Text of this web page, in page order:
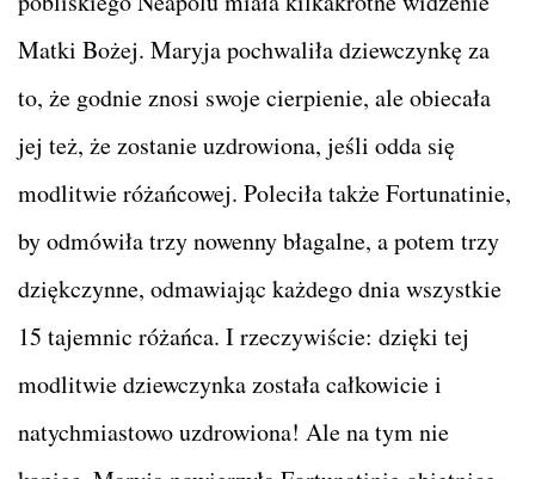
Matki Bożej. Maryja pochwaliła dziewczynkę za
to, że godnie znosi swoje cierpienie, ale obiecała
jej też, że zostanie uzdrowiona, jeśli odda się
modlitwie różańcowej. Poleciła także Fortunatinie,
by odmówiła trzy nowenny błagalne, a potem trzy
dziękczynne, odmawiając każdego dnia wszystkie
15 tajemnic różańca. I rzeczywiście: dzięki tej
modlitwie dziewczynka została całkowicie i
natychmiastowo uzdrowiona! Ale na tym nie